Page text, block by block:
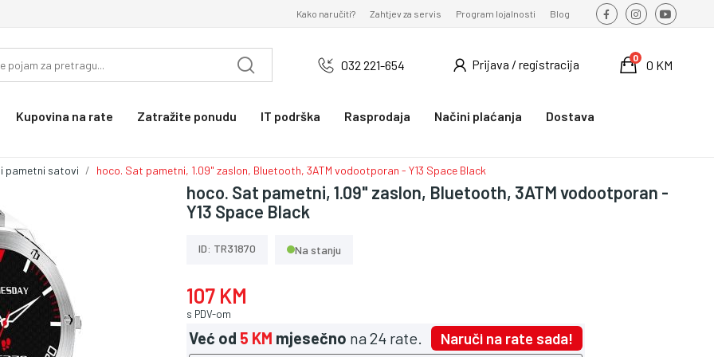
Kako naručiti? Zahtjev za servis Program lojalnosti Blog
032 221-654 Prijava / registracija 0 KM
0
Kupovina na rate Zatražite ponudu IT podrška Rasprodaja Načini plaćanja Dostava
pametni satovi hoco. Sat pametni, 1.09" zaslon, Bluetooth, 3ATM vodootporan - Y13 Space Black
hoco. Sat pametni, 1.09" zaslon, Bluetooth, 3ATM vodootporan -
Y13 Space Black
ID: TR31870 Na stanju
107 KM
s PDV-om
Već od 5 KM mjesečno na 24 rate. Naruči na rate sada!